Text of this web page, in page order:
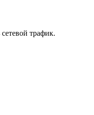
трафик.